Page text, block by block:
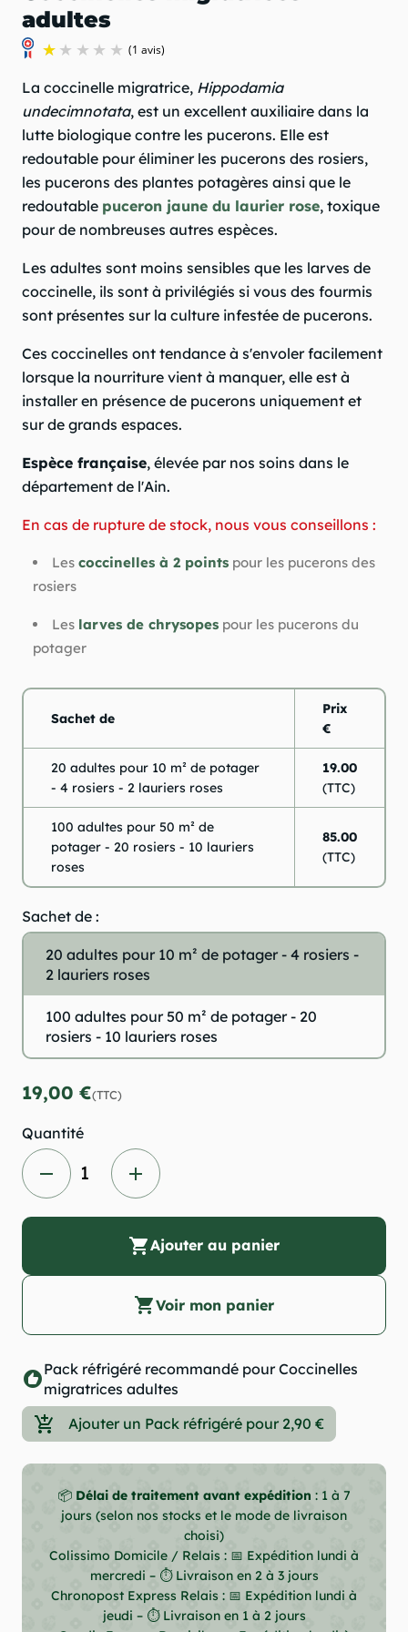
adultes
(1 avis)
La coccinelle migratrice, Hippodamia
undecimnotata, est un excellent auxiliaire dans la
lutte biologique contre les pucerons. Elle est
redoutable pour éliminer les pucerons des rosiers,
les pucerons des plantes potagères ainsi que le
redoutable puceron jaune du laurier rose, toxique
pour de nombreuses autres espèces.
Les adultes sont moins sensibles que les larves de
coccinelle, ils sont à privilégiés si vous des fourmis
sont présentes sur la culture infestée de pucerons.
Ces coccinelles ont tendance à s'envoler facilement
lorsque la nourriture vient à manquer, elle est à
installer en présence de pucerons uniquement et
sur de grands espaces.
Espèce française, élevée par nos soins dans le
département de l'Ain.
En cas de rupture de stock, nous vous conseillons :
Les coccinelles à 2 points pour les pucerons des
rosiers
Les larves de chrysopes pour les pucerons du
potager
Sachet de
Prix
€
20 adultes pour 10 m² de potager
- 4 rosiers - 2 lauriers roses
19.00
(TTC)
100 adultes pour 50 m² de
potager - 20 rosiers - 10 lauriers
roses
85.00
(TTC)
Sachet de :
20 adultes pour 10 m² de potager - 4 rosiers -
2 lauriers roses
100 adultes pour 50 m² de potager - 20
rosiers - 10 lauriers roses
19,00 €(TTC)
Quantité
remove add
shopping_cartAjouter au panier
shopping_cartVoir mon panier
recommendPack réfrigéré recommandé pour Coccinelles
migratrices adultes
add_shopping_cart Ajouter un Pack réfrigéré pour 2,90 €
📦 Délai de traitement avant expédition : 1 à 7
jours (selon nos stocks et le mode de livraison
choisi)
Colissimo Domicile / Relais : 📅 Expédition lundi à
mercredi – ⏱ Livraison en 2 à 3 jours
Chronopost Express Relais : 📅 Expédition lundi à
jeudi – ⏱ Livraison en 1 à 2 jours